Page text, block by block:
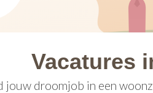
Vacatures
jouw droomjob in een